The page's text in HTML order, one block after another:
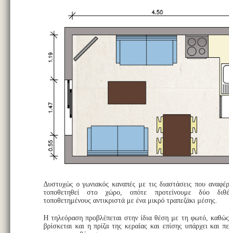
Δυστυχώς ο γωνιακός καναπές με τις διαστάσεις που
τοποθετηθεί στο χώρο, οπότε προτείνουμε δύο
τοποθετημένους αντικριστά με ένα μικρό τραπεζάκι μέσης.
Η τηλεόραση προβλέπεται στην ίδια θέση με τη φωτό, καθώς
βρίσκεται και η πρίζα της κεραίας και επίσης υπάρχει και